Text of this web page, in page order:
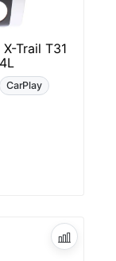
Trail T31
CarPlay